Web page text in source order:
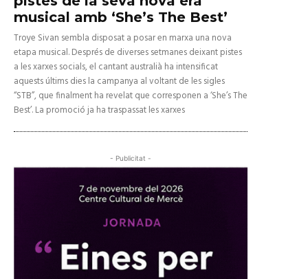
musical amb ‘She’s The Best’
Troye Sivan sembla disposat a posar en marxa una nova
etapa musical. Després de diverses setmanes deixant pistes
a les xarxes socials, el cantant australià ha intensificat
aquests últims dies la campanya al voltant de les sigles
“STB”, que finalment ha revelat que corresponen a ‘She’s The
Best’. La promoció ja ha traspassat les xarxes
- Publicitat -